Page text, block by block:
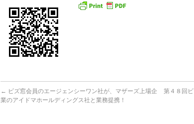
← ビズ窓会員のエージェンシーワン社が、マザーズ上場企
業のアイドマホールディングス社と業務提携！
第４８回